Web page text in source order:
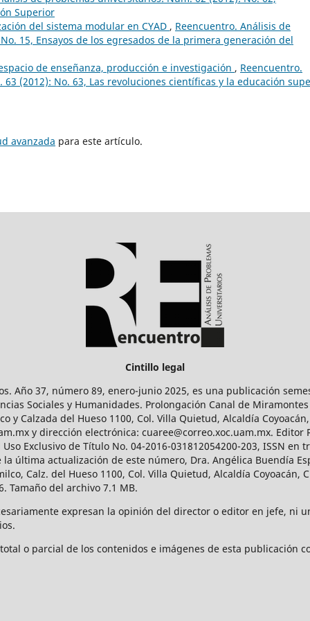
Superior
del sistema modular en CYAD , Reencuentro. Análisis de
15, Ensayos de los egresados de la primera generación del
de enseñanza, producción e investigación , Reencuentro.
(2012): No. 63, Las revoluciones científicas y la educación
avanzada para este artículo.
Cintillo legal
Año 37, número 89, enero-junio 2025, es una publicación
Sociales y Humanidades. Prolongación Canal de Miramontes
y Calzada del Hueso 1100, Col. Villa Quietud, Alcaldía
y dirección electrónica: cuaree@correo.xoc.uam.mx. Editor
Exclusivo de Título No. 04-2016-031812054200-203, ISSN
última actualización de este número, Dra. Angélica Buendía
Calz. del Hueso 1100, Col. Villa Quietud, Alcaldía Coyoacán,
Tamaño del archivo 7.1 MB.
expresan la opinión del director o editor en jefe, ni
o parcial de los contenidos e imágenes de esta publicación